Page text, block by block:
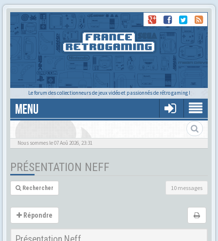
Le forum des collectionneurs de jeux vidéo et passionnés de rétro gaming !
MENU
Nous sommes le 07 Aoû 2026, 23:31
PRÉSENTATION NEFF
10 messages
Rechercher
Répondre